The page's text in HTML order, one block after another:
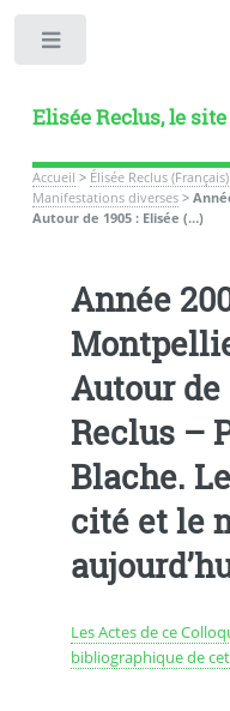
Elisée Reclus, le site
Accueil > Élisée Reclus (Français)
Manifestations diverses>
Autour de 1905 : Elisée (…)
Année
Autour de
Reclus –
Blache.
cité et le
Les Actes de ce
bibliographique de